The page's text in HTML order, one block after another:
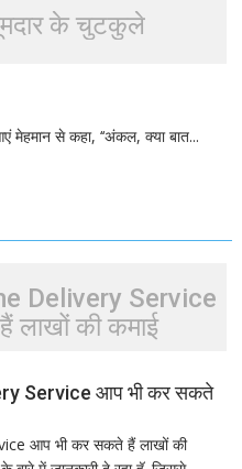
के चुटकुले
से कहा, ‘‘अंकल, क्या बात...
Delivery Service
की कमाई
Service आप भी कर सकते
आप भी कर सकते हैं लाखों की